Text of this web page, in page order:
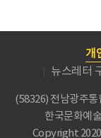
개
뉴스레터
(58326) 전남광주통
한국문화예
Copyright